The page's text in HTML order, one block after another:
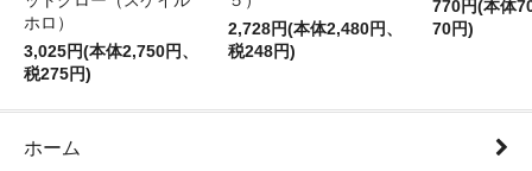
ホロ）
3,025円(本体2,750円、
税275円)
2,728円(本体2,480円、
税248円)
770円(本体
70円)
ホーム